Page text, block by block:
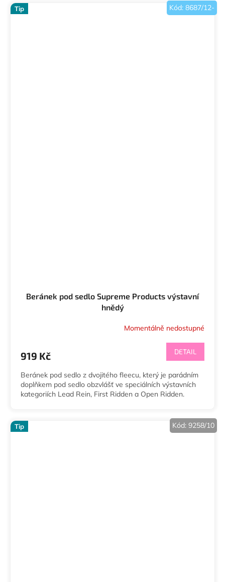
Tip
Beránek pod sedlo Supreme Products výstavní
hnědý
Momentálně nedostupné
919 Kč DETAIL
Beránek pod sedlo z dvojitého fleecu, který je parádním
doplňkem pod sedlo obzvlášť ve speciálních výstavních
kategoriích Lead Rein, First Ridden a Open Ridden.
Kód: 8687/12-
Tip Kód: 9258/10